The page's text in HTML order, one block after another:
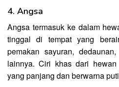
4. Angsa
Angsa termasuk ke dalam
tinggal di tempat yang
pemakan sayuran,
lainnya. Ciri khas dari
yang panjang dan berwarna